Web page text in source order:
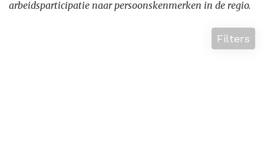
arbeidsparticipatie naar persoonskenmerken in de regio.
Filters